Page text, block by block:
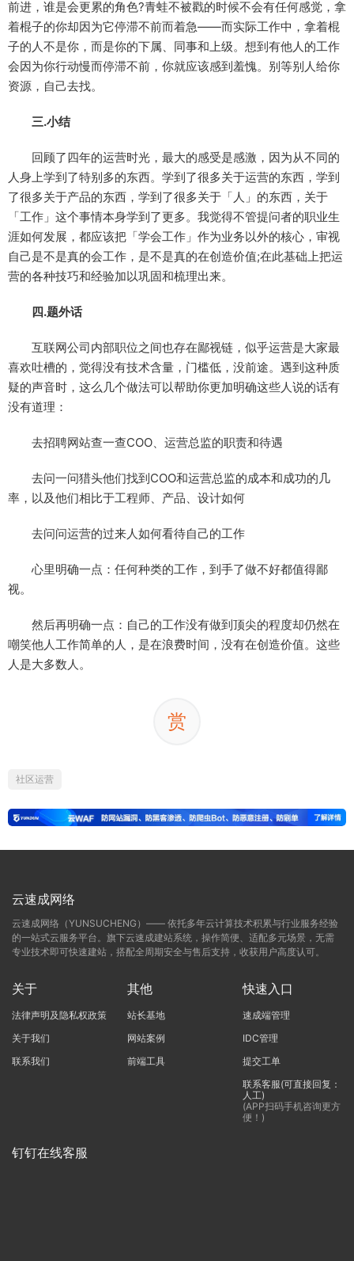
前进，谁是会更累的角色?青蛙不被戳的时候不会有任何感觉，拿
着棍子的你却因为它停滞不前而着急——而实际工作中，拿着棍
子的人不是你，而是你的下属、同事和上级。想到有他人的工作
会因为你行动慢而停滞不前，你就应该感到羞愧。别等别人给你
资源，自己去找。
三.小结
回顾了四年的运营时光，最大的感受是感激，因为从不同的
人身上学到了特别多的东西。学到了很多关于运营的东西，学到
了很多关于产品的东西，学到了很多关于「人」的东西，关于
「工作」这个事情本身学到了更多。我觉得不管提问者的职业生
涯如何发展，都应该把「学会工作」作为业务以外的核心，审视
自己是不是真的会工作，是不是真的在创造价值;在此基础上把运
营的各种技巧和经验加以巩固和梳理出来。
四.题外话
互联网公司内部职位之间也存在鄙视链，似乎运营是大家最
喜欢吐槽的，觉得没有技术含量，门槛低，没前途。遇到这种质
疑的声音时，这么几个做法可以帮助你更加明确这些人说的话有
没有道理：
去招聘网站查一查COO、运营总监的职责和待遇
去问一问猎头他们找到COO和运营总监的成本和成功的几
率，以及他们相比于工程师、产品、设计如何
去问问运营的过来人如何看待自己的工作
心里明确一点：任何种类的工作，到手了做不好都值得鄙
视。
然后再明确一点：自己的工作没有做到顶尖的程度却仍然在
嘲笑他人工作简单的人，是在浪费时间，没有在创造价值。这些
人是大多数人。
赏
社区运营
云速成网络
云速成网络（YUNSUCHENG）—— 依托多年云计算技术积累与行业服务经验
的一站式云服务平台。旗下云速成建站系统，操作简便、适配多元场景，无需
专业技术即可快速建站，搭配全周期安全与售后支持，收获用户高度认可。
关于
法律声明及隐私权政策
关于我们
联系我们
其他
站长基地
网站案例
前端工具
快速入口
速成端管理
IDC管理
提交工单
联系客服(可直接回复：
人工)
(APP扫码手机咨询更方
便！)
钉钉在线客服